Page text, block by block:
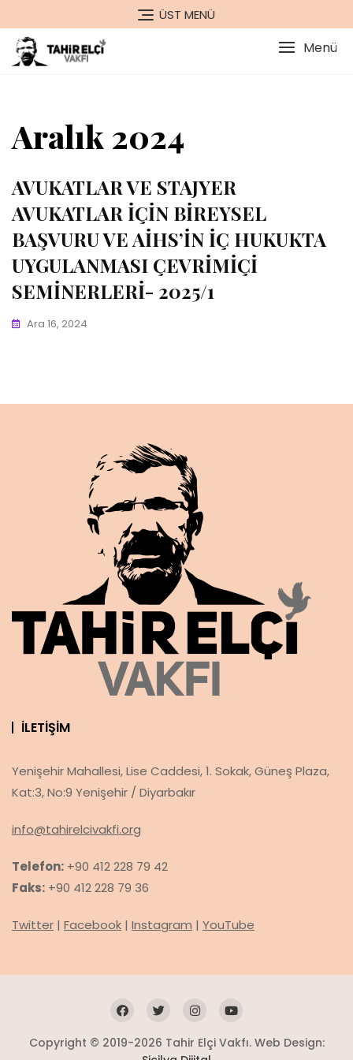
to
content
ÜST MENÜ
Menü
Aralık 2024
AVUKATLAR VE STAJYER
AVUKATLAR İÇİN BİREYSEL
BAŞVURU VE AİHS’İN İÇ HUKUKTA
UYGULANMASI ÇEVRİMİÇİ
SEMİNERLERİ- 2025/1
Ara 16, 2024
İLETIŞIM
Yenişehir Mahallesi, Lise Caddesi, 1. Sokak, Güneş Plaza,
Kat:3, No:9 Yenişehir / Diyarbakır
info@tahirelcivakfi.org
Telefon: +90 412 228 79 42
Faks: +90 412 228 79 36
Twitter | Facebook | Instagram | YouTube
Copyright © 2019-2026 Tahir Elçi Vakfı. Web Design: